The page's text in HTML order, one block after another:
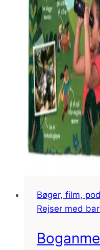
Bøger, film,
Rejser med